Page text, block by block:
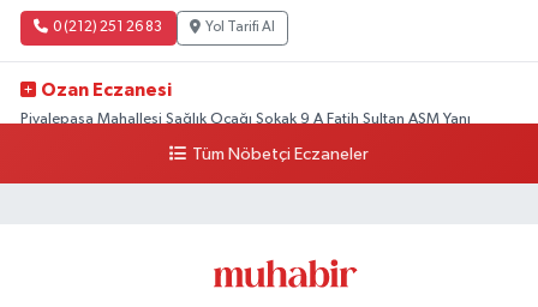
0 (212) 251 26 83 Yol Tarifi Al
Ozan Eczanesi
Piyalepaşa Mahallesi Sağlık Ocağı Sokak 9 A Fatih Sultan ASM Yanı
Yol Tarifi Al
Tüm Nöbetçi Eczaneler